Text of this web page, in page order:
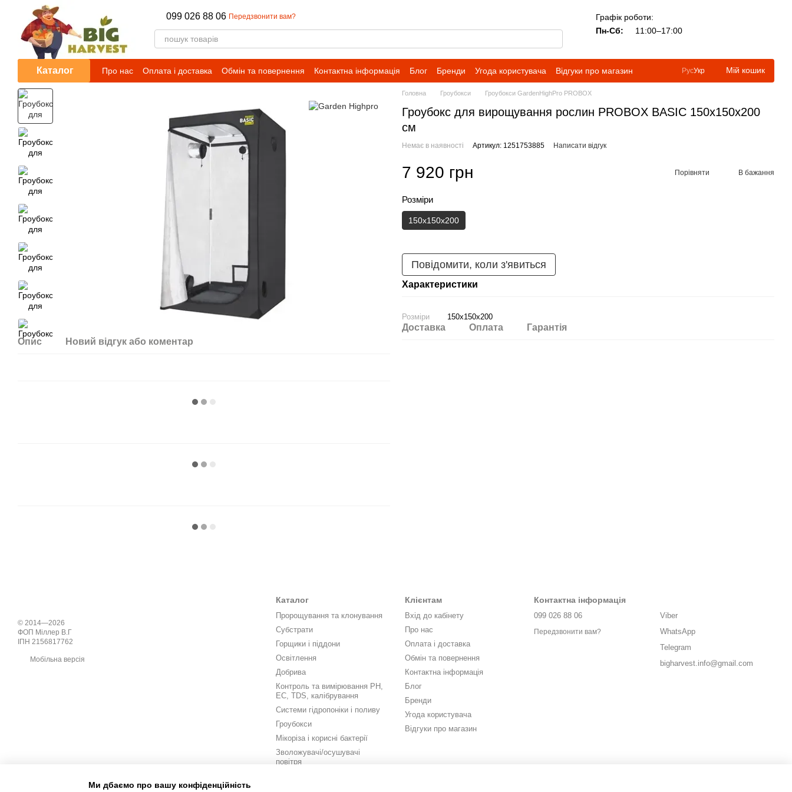
Перейти до основного контенту
099 026 88 06 Передзвонити вам?
Графік роботи:
Пн-Сб:
11:00–17:00
Каталог Про нас Оплата і доставка Обмін та повернення Контактна інформація Блог Бренди Угода користувача Відгуки про магазин РусУкр Мій кошик
Опис Новий відгук або коментар
Головна Гроубокси Гроубокси GardenHighPro PROBOX
Гроубокс для вирощування рослин PROBOX BASIC 150x150x200
см
Немає в наявності Артикул: 1251753885 Написати відгук
7 920 грн Порівняти В бажання
Розміри
150x150x200
Повідомити, коли з'явиться
Характеристики
Розміри 150x150x200
Доставка Оплата Гарантія
© 2014—2026
ФОП Міллер В.Г
ІПН 2156817762
Мобільна версія
Каталог
Пророщування та клонування
Субстрати
Горщики і піддони
Освітлення
Добрива
Контроль та вимірювання PH,
EC, TDS, калібрування
Системи гідропоніки і поливу
Гроубокси
Мікоріза і корисні бактерії
Зволожувачі/осушувачі
повітря
Клієнтам
Вхід до кабінету
Про нас
Оплата і доставка
Обмін та повернення
Контактна інформація
Блог
Бренди
Угода користувача
Відгуки про магазин
Контактна інформація
099 026 88 06
Передзвонити вам?
Viber
WhatsApp
Telegram
bigharvest.info@gmail.com
Ми дбаємо про вашу конфіденційність